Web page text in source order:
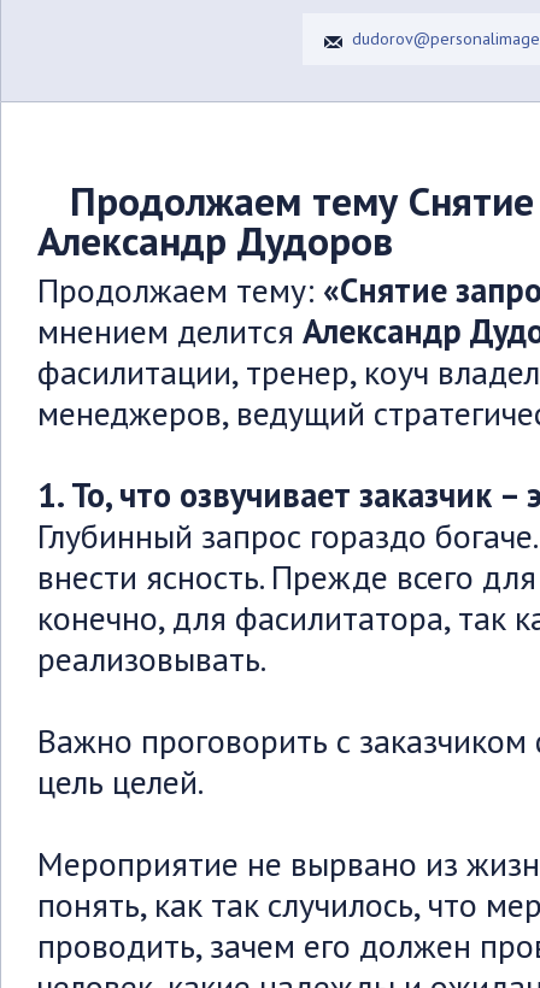
Продолжаем тему Снятие
Александр Дудоров
Продолжаем тему: «Снятие
мнением делится Александр
фасилитации, тренер, коуч
менеджеров, ведущий
1. То, что озвучивает заказчик
Глубинный запрос гораздо
внести ясность. Прежде всего
конечно, для фасилитатора, так
реализовывать.
Важно проговорить с
цель целей.
Мероприятие не вырвано из
понять, как так случилось, что
проводить, зачем его должен